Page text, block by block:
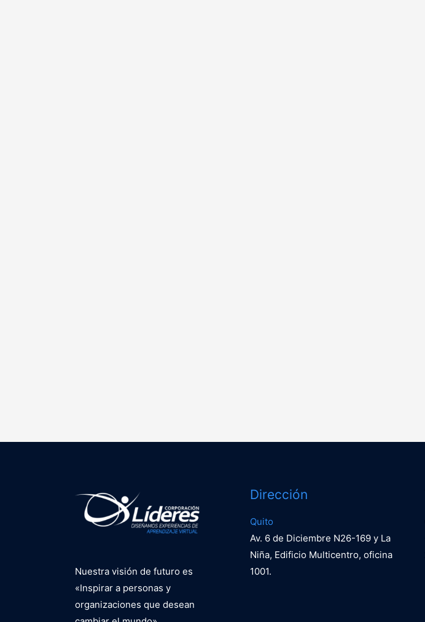
Nuestra visión de futuro es
«Inspirar a personas y
organizaciones que desean
Dirección
Quito
Av. 6 de Diciembre N26-169 y La
Niña, Edificio Multicentro, oficina
1001.